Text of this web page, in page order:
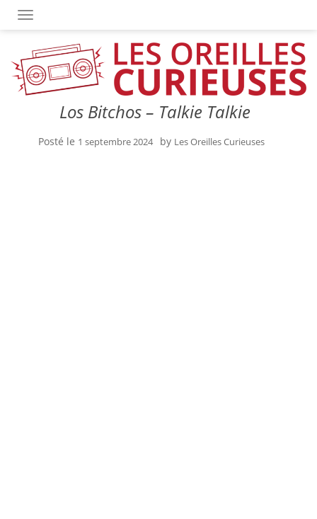
OUVRIR/FERMER LA NAVIGATION
Los Bitchos – Talkie Talkie
Posté le 1 septembre 2024 by Les Oreilles Curieuses